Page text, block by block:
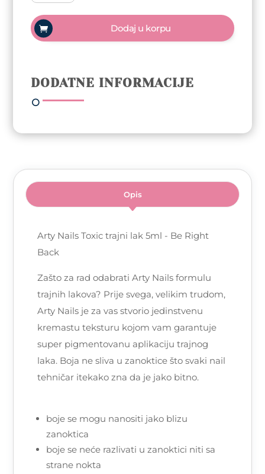
Toxic
trajni
lak
5ml
Be
Right
Dodaj u korpu
DODATNE INFORMACIJE
Opis
Arty Nails Toxic trajni lak 5ml - Be Right
Back
Zašto za rad odabrati Arty Nails formulu
trajnih lakova? Prije svega, velikim trudom,
Arty Nails je za vas stvorio jedinstvenu
kremastu teksturu kojom vam garantuje
super pigmentovanu aplikaciju trajnog
laka. Boja ne sliva u zanoktice što svaki nail
tehničar itekako zna da je jako bitno.
boje se mogu nanositi jako blizu
zanoktica
boje se neće razlivati u zanoktici niti sa
strane nokta